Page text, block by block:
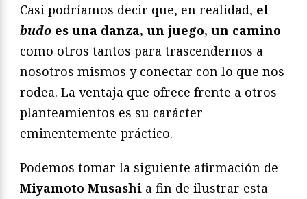
Casi podríamos decir que, en realidad, el
budo es una danza, un juego, un camino
como otros tantos para trascendernos a
nosotros mismos y conectar con lo que nos
rodea. La ventaja que ofrece frente a otros
planteamientos es su carácter
eminentemente práctico.
Podemos tomar la siguiente afirmación de
Miyamoto Musashi a fin de ilustrar esta